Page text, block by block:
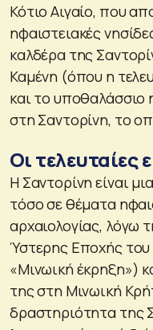
Κότιο Αιγαίο, που
ηφαιστειακές
καλδέρα της
Καμένη (όπου η
και το υποθαλάσσιο
στη Σαντορίνη, το
Οι τελευταίες
Η Σαντορίνη είναι
τόσο σε θέματα
αρχαιολογίας, λόγω
Ύστερης Εποχής
«Μινωική έκρηξη»)
της στη Μινωική
δραστηριότητα της